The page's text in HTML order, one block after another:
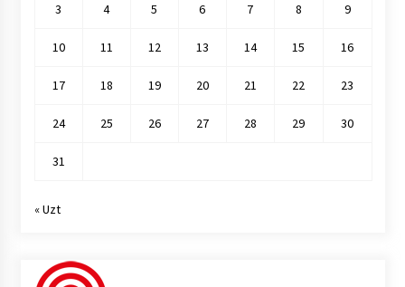
3 4 5 6 7 8 9
10 11 12 13 14 15 16
17 18 19 20 21 22 23
24 25 26 27 28 29 30
31
« Uzt